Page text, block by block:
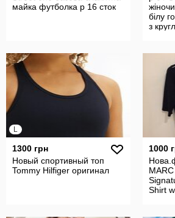
майка футболка р 16 сток
білу
з
L
1300 грн
Новый спортивный топ
Tommy Hilfiger оригинал
1000
Shirt